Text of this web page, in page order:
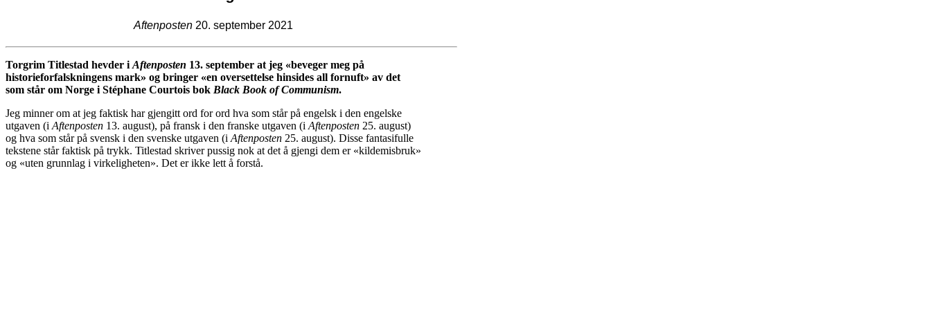
Aftenposten 20. september 2021
Torgrim Titlestad hevder i Aftenposten 13. september at jeg «beveger meg på
historieforfalskningens mark» og bringer «en oversettelse hinsides all fornuft» av det
som står om Norge i Stéphane Courtois bok Black Book of Communism.
Jeg minner om at jeg faktisk har gjengitt ord for ord hva som står på engelsk i den engelske
utgaven (i Aftenposten 13. august), på fransk i den franske utgaven (i Aftenposten 25. august)
og hva som står på svensk i den svenske utgaven (i Aftenposten 25. august). Disse fantasifulle
tekstene står faktisk på trykk. Titlestad skriver pussig nok at det å gjengi dem er «kildemisbruk»
og «uten grunnlag i virkeligheten». Det er ikke lett å forstå.